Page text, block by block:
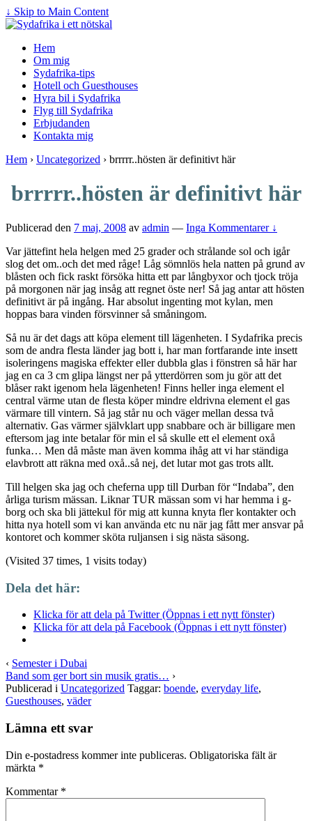
↓ Skip to Main Content
Hem
Om mig
Sydafrika-tips
Hotell och Guesthouses
Hyra bil i Sydafrika
Flyg till Sydafrika
Erbjudanden
Kontakta mig
Hem › Uncategorized › brrrrr..hösten är definitivt här
brrrrr..hösten är definitivt här
Publicerad den 7 maj, 2008 av admin — Inga Kommentarer ↓
Var jättefint hela helgen med 25 grader och strålande sol och igår
slog det om..och det med råge! Låg sömnlös hela natten på grund av
blåsten och fick raskt försöka hitta ett par långbyxor och tjock tröja
på morgonen när jag insåg att regnet öste ner! Så jag antar att hösten
definitivt är på ingång. Har absolut ingenting mot kylan, men
hoppas bara vinden försvinner så småningom.
Så nu är det dags att köpa element till lägenheten. I Sydafrika precis
som de andra flesta länder jag bott i, har man fortfarande inte insett
isoleringens magiska effekter eller dubbla glas i fönstren så här har
jag en ca 3 cm glipa längst ner på ytterdörren som ju gör att det
blåser rakt igenom hela lägenheten! Finns heller inga element el
central värme utan de flesta köper mindre eldrivna element el gas
värmare till vintern. Så jag står nu och väger mellan dessa två
alternativ. Gas värmer självklart upp snabbare och är billigare men
eftersom jag inte betalar för min el så skulle ett el element oxå
funka… Men då måste man även komma ihåg att vi har ständiga
elavbrott att räkna med oxå..så nej, det lutar mot gas trots allt.
Till helgen ska jag och cheferna upp till Durban för “Indaba”, den
årliga turism mässan. Liknar TUR mässan som vi har hemma i g-
borg och ska bli jättekul för mig att kunna knyta fler kontakter och
hitta nya hotell som vi kan använda etc nu när jag fått mer ansvar på
kontoret och kommer sköta ruljansen i sig nästa säsong.
(Visited 37 times, 1 visits today)
Dela det här:
Klicka för att dela på Twitter (Öppnas i ett nytt fönster)
Klicka för att dela på Facebook (Öppnas i ett nytt fönster)
‹ Semester i Dubai
Band som ger bort sin musik gratis… ›
Publicerad i Uncategorized Taggar: boende, everyday life,
Guesthouses, väder
Lämna ett svar
Din e-postadress kommer inte publiceras. Obligatoriska fält är
märkta *
Kommentar *